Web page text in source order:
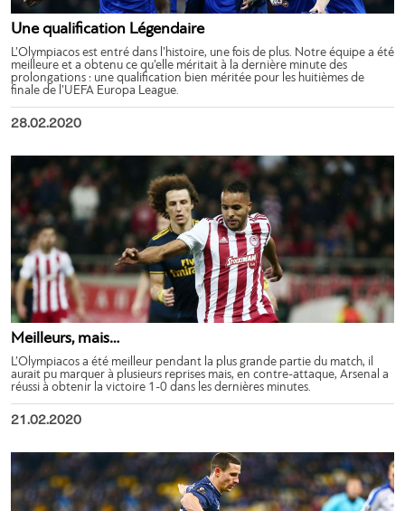
Une qualification Légendaire
L’Olympiacos est entré dans l’histoire, une fois de plus. Notre équipe a été
meilleure et a obtenu ce qu’elle méritait à la dernière minute des
prolongations : une qualification bien méritée pour les huitièmes de
finale de l’UEFA Europa League.
28.02.2020
Meilleurs, mais…
L’Olympiacos a été meilleur pendant la plus grande partie du match, il
aurait pu marquer à plusieurs reprises mais, en contre-attaque, Arsenal a
réussi à obtenir la victoire 1-0 dans les dernières minutes.
21.02.2020